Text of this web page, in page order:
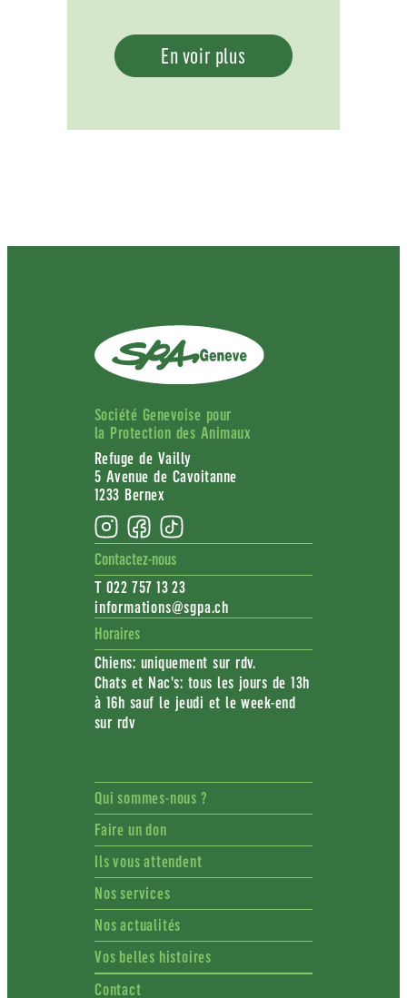
En voir plus
Société Genevoise pour
la Protection des Animaux
Refuge de Vailly
5 Avenue de Cavoitanne
1233 Bernex
Contactez-nous
T 022 757 13 23
informations@sgpa.ch
Horaires
Chiens: uniquement sur rdv.
Chats et Nac's: tous les jours de 13h
à 16h sauf le jeudi et le week-end
sur rdv
Qui sommes-nous ?
Faire un don
Ils vous attendent
Nos services
Nos actualités
Vos belles histoires
Contact